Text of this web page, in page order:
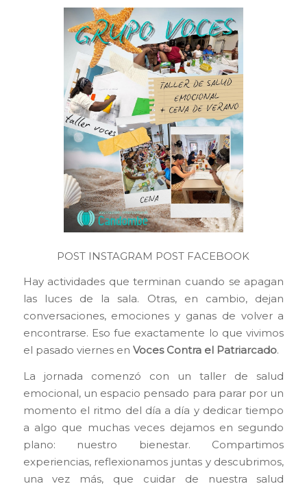
POST INSTAGRAM POST FACEBOOK
Hay actividades que terminan cuando se apagan
las luces de la sala. Otras, en cambio, dejan
conversaciones, emociones y ganas de volver a
encontrarse. Eso fue exactamente lo que vivimos
el pasado viernes en Voces Contra el Patriarcado.
La jornada comenzó con un taller de salud
emocional, un espacio pensado para parar por un
momento el ritmo del día a día y dedicar tiempo
a algo que muchas veces dejamos en segundo
plano: nuestro bienestar. Compartimos
experiencias, reflexionamos juntas y descubrimos,
una vez más, que cuidar de nuestra salud